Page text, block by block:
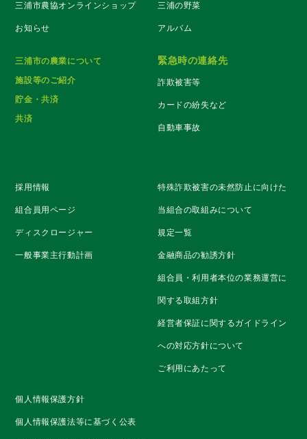
三浦市農協オンラインショップ
お知らせ
三浦の野菜
アルバム
三浦市の農業について
施設等のご紹介
貯金・共済
共済
緊急時の連絡先
詐欺被害等
カードの紛失など
自動車事故
採用情報
組合員用ページ
ディスクロージャー
一般事業主行動計画
特殊詐欺被害の未然防止に向けた
当組合の取組みについて
規定一覧
金融商品の勧誘方針
組合員・利用者本位の業務運営に
関する取組方針
経営者保証に関するガイドライン
への対応方針について
ご利用にあたって
個人情報保護方針
個人情報保護法等に基づく公表